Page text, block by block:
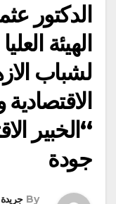
الدكتور
الهيئة
لشباب
“الخبير
جودة
By جريدة